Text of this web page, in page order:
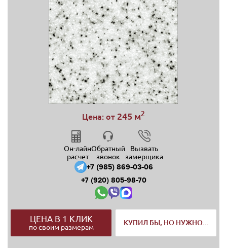
Цена: от 245 м2
Он-лайн
расчет
Обратный
звонок
Вызвать
замерщика
+7 (985) 869-03-06
+7 (920) 805-98-70
ЦЕНА В 1 КЛИК
по своим размерам
КУПИЛ БЫ, НО НУЖНО...